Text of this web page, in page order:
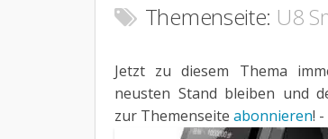
Themenseite: U8
Jetzt zu diesem Thema
neusten Stand bleiben und
zur Themenseite abonnieren! -